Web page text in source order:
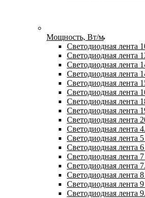
Мощность, Вт/м
Светодиодная лента
Светодиодная лента
Светодиодная лента
Светодиодная лента
Светодиодная лента
Светодиодная лента
Светодиодная лента
Светодиодная лента
Светодиодная лента
Светодиодная лента
Светодиодная лента
Светодиодная лента
Светодиодная лента
Светодиодная лента
Светодиодная лента
Светодиодная лента
Светодиодная лента